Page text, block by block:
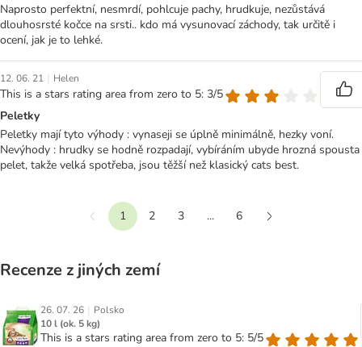
Naprosto perfektní, nesmrdí, pohlcuje pachy, hrudkuje, nezůstává
dlouhosrsté kočce na srsti.. kdo má vysunovací záchody, tak určitě i
ocení, jak je to lehké.
12. 06. 21 | Helen
This is a stars rating area from zero to 5: 3/5
Peletky
Peletky mají tyto výhody : vynaseji se úplně minimálně, hezky voní.
Nevýhody : hrudky se hodně rozpadají, vybíráním ubyde hrozná spousta
pelet, takže velká spotřeba, jsou těžší než klasický cats best.
Předchozí
1 2 3 ...
6
Recenze z jiných zemí
26. 07. 26 | Polsko
10 l (ok. 5 kg)
This is a stars rating area from zero to 5: 5/5